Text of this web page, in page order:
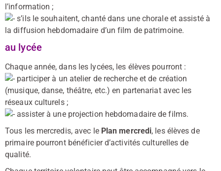
l’information ;
s’ils le souhaitent, chanté dans une chorale et assisté à
la diffusion hebdomadaire d’un film de patrimoine.
au lycée
Chaque année, dans les lycées, les élèves pourront :
participer à un atelier de recherche et de création
(musique, danse, théâtre, etc.) en partenariat avec les
réseaux culturels ;
assister à une projection hebdomadaire de films.
Tous les mercredis, avec le Plan mercredi, les élèves de
primaire pourront bénéficier d’activités culturelles de
qualité.